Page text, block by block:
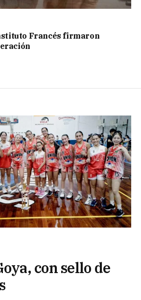
Francés firmaron
con sello de